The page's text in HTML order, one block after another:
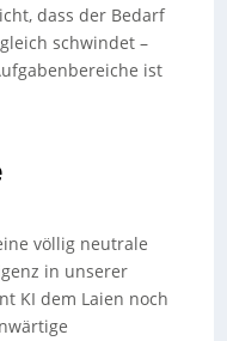
dass der Bedarf
schwindet –
ist
völlig neutrale
in unserer
KI dem Laien noch